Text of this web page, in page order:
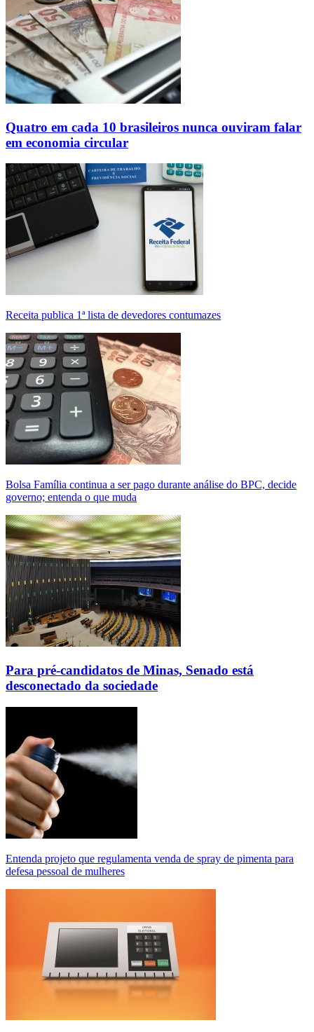
Quatro em cada 10 brasileiros nunca ouviram falar
em economia circular
Receita publica 1ª lista de devedores contumazes
Bolsa Família continua a ser pago durante análise do BPC, decide
governo; entenda o que muda
Para pré-candidatos de Minas, Senado está
desconectado da sociedade
Entenda projeto que regulamenta venda de spray de pimenta para
defesa pessoal de mulheres